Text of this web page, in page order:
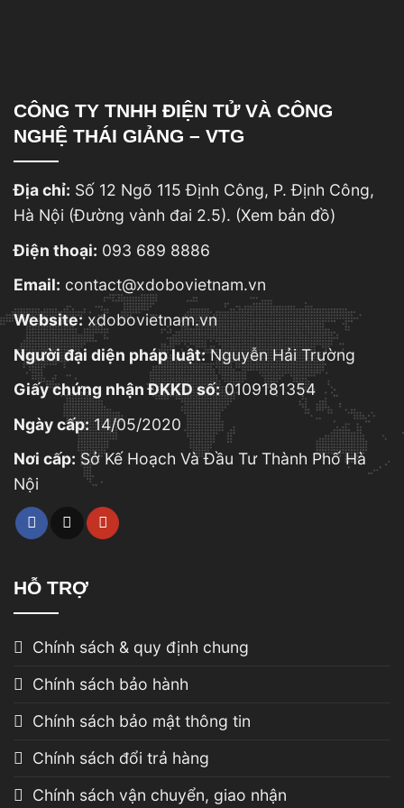
CÔNG TY TNHH ĐIỆN TỬ VÀ CÔNG
NGHỆ THÁI GIẢNG – VTG
Địa chỉ: Số 12 Ngõ 115 Định Công, P. Định Công,
Hà Nội (Đường vành đai 2.5). (Xem bản đồ)
Điện thoại: 093 689 8886
Email: contact@xdobovietnam.vn
Website: xdobovietnam.vn
Người đại diện pháp luật:Nguyễn Hải Trường
Giấy chứng nhận ĐKKD số:0109181354
Ngày cấp:14/05/2020
Nơi cấp: Sở Kế Hoạch Và Đầu Tư Thành Phố Hà
Nội
HỖ TRỢ
Chính sách & quy định chung
Chính sách bảo hành
Chính sách bảo mật thông tin
Chính sách đổi trả hàng
Chính sách vận chuyển, giao nhận